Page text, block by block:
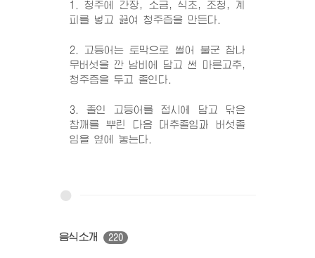
1. 청주에 간장, 소금, 식초, 조청, 계
피를 넣고 끓여 청주즙을 만든다.
2. 고등어는 토막으로 썰어 불군 참나
무버섯을 깐 남비에 담고 썬 마른고추,
청주즙을 두고 졸인다.
3. 졸인 고등어를 접시에 담고 닦은
참깨를 뿌린 다음 대추졸임과 버섯졸
임을 옆에 놓는다.
음식소개 220